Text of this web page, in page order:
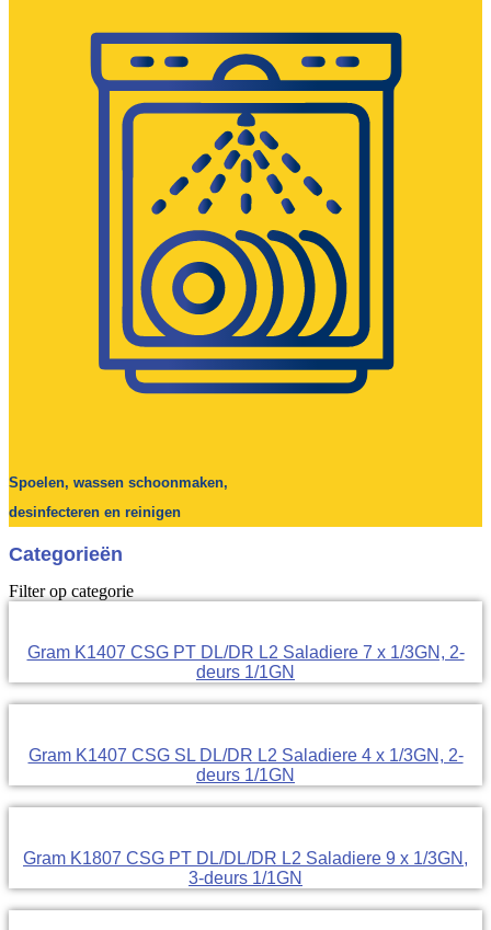
Spoelen, wassen schoonmaken,
desinfecteren en reinigen
Categorieën
Filter op categorie
Gram K1407 CSG PT DL/DR L2 Saladiere 7 x 1/3GN, 2-
deurs 1/1GN
Gram K1407 CSG SL DL/DR L2 Saladiere 4 x 1/3GN, 2-
deurs 1/1GN
Gram K1807 CSG PT DL/DL/DR L2 Saladiere 9 x 1/3GN,
3-deurs 1/1GN